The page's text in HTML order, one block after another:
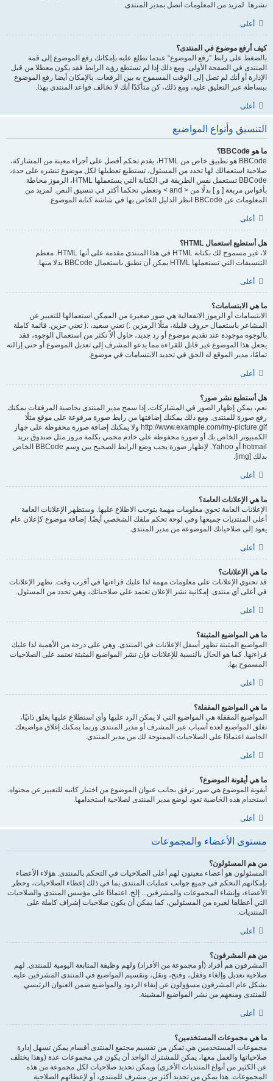
نشرها. لمزيد من المعلومات اتصل بمدير المنتدى.
أعلى
كيف أرفع موضوع في المنتدى؟
بالضغط على رابط ”رفع الموضوع“ عندما تطلع عليه بإمكانك رفع الموضوع إلى قمة
المنتدى في الصفحة الأولى. ومع ذلك إذا لم تستطع رؤية الرابط فقد يكون معطلا من قبل
الإدارة أو أنك لم تصل إلى الوقت المسموح به بين الرفعات. بالإمكان أيضا رفع الموضوع
ببساطة عبر التعليق عليه، ومع ذلك، كن متأكدًا أنك لا تخالف قواعد المنتدى بهذا.
أعلى
التنسيق وأنواع المواضيع
ما هو BBCode؟
BBCode هو تطبيق خاص من HTML، يقدم تحكم أفصل على أجزاء معينة من المشاركة،
صلاحية استعمالك لها تحدد من المسئول، تستطيع تعطيلها لكل موضوع تنشره على حدة،
BBCode تستعمل نفس الطريقة في الكتابة التي يستعملها HTML، الرموز محاطة
بأقواس مربعة [ و ] بدلًا من < and > وتعطي تحكما أكثر في تنسيق النص. لمزيد من
المعلومات عن BBCode انظر الدليل الخاص بها في شاشة كتابة الموضوع.
أعلى
هل أستطيع استعمال HTML؟
لا، غير مسموح لك بكتابة HTML في هذا المنتدى مقدمة على أنها HTML. معظم
التنسيقات التي تستعملها HTML يمكن أن تطبق باستعمال BBCode بدلا منها.
أعلى
ما هي الابتسامات؟
الابتسامات أو الرموز الانفعالية هي صور صغيرة من الممكن استعمالها للتعبير عن
المشاعر باستعمال حروف قليلة، مثلًا الرمزين :) تعني سعيد، :( تعني حزين. قائمة كاملة
بالوجوه موجودة عند تقديم موضوع أو رد جديد، حاول ألاّ تكثر من استعمال الوجوه، فقد
يجعل هذا الموضوع غير قابل للقراءة مما يدعو المشرف إلى تعديل الموضوع أو حتى إزالته
تمامًا، مدير الموقع له الحق في تحديد الابتسامات في موضوع.
أعلى
هل أستطيع نشر صور؟
نعم، يمكن إظهار الصور في المشاركات، إذا سمح مدير المنتدى بخاصية المرفقات يمكنك
رفع صورة للمنتدى. ومع ذلك يمكنك إضافتها من رابط صورة مرفوعة على موقع مثلًا
http://www.example.com/my-picture.gif ولا يمكنك إضافة صورة محفوظة على جهاز
الكمبيوتر الخاص بك أو صورة محفوظة على خادم محمي بكلمة مرور مثل صندوق بريد
hotmail أو Yahoo. لإظهار صورة يجب وضع الرابط الصحيح بين وسم BBCode الخاص
بذلك [img].
أعلى
ما هي الإعلانات العامة؟
الإعلانات العامة تحوي معلومات مهمة يتوجب الاطلاع عليها. وستظهر الإعلانات العامة
أعلى المنتديات جميعها وفي لوحة تحكم ملفك الشخصي أيضًا. إضافة موضوع كإعلان عام
يعود إلى صلاحياتك الموضوعة من مدير المنتدى.
أعلى
ما هي الإعلانات؟
قد تحتوي الإعلانات على معلومات مهمة لذا عليك قراءتها في أقرب وقت. تظهر الإعلانات
في أعلى أي منتدى. إمكانية نشر الإعلان تعتمد على صلاحياتك، وهي تحدد من المسئول.
أعلى
ما هي المواضيع المثبتة؟
المواضيع المثبتة تظهر أسفل الإعلانات في المنتدى. وهي على درجة من الأهمية لذا عليك
قراءتها. كما هو الحال بالنسبة للإعلانات فإن نشر المواضيع المثبتة تعتمد على الصلاحيات
المسموح بها.
أعلى
ما هي المواضيع المقفلة؟
المواضيع المقفلة هي المواضيع التي لا يمكن الرد عليها وأي استطلاع عليها يغلق ذاتيًا،
تغلق المواضيع لعدة أسباب عبر المشرف أو مدير المنتدى وربما يمكنك إغلاق مواضيعك
الخاصة اعتمادًا على الصلاحيات الممنوحة لك من مدير المنتدى.
أعلى
ما هي أيقونة الموضوع؟
أيقونة الموضوع هي صور ترفق بجانب عنوان الموضوع من اختيار كاتبه للتعبير عن محتواه.
استخدام هذه الخاصية تعود لوضع مدير المنتدى لصلاحية استخدامها.
أعلى
مستوى الأعضاء والمجموعات
من هم المسئولون؟
المسئولون هو أعضاء معينون لهم أعلى الصلاحيات في التحكم بالمنتدى. هؤلاء الأعضاء
بإمكانهم التحكم في جميع جوانب عمليات المنتدى بما في ذلك إعطاء الصلاحيات، وحظر
الأعضاء، وإنشاء المجموعات والمشرفين... إلخ. اعتمادًا على مؤسس المنتدى والصلاحيات
التي أعطاها لغيره من المسئولين، كما يمكن أن يكون صلاحيات إشراف كاملة على
المنتديات.
أعلى
من هم المشرفون؟
المشرفون هم أفراد (أو مجموعة من الأفراد) ولهم وظيفة المتابعة اليومية للمنتدى. لهم
صلاحية تعديل وإلغاء وقفل، وفتح، ونقل، وتقسيم المواضيع في المنتدى المشرفين عليه.
بشكل عام المشرفون مسؤولون عن إبقاء الردود والمواضيع ضمن العنوان الرئيسي
للمنتدى ومنعهم من نشر المواضيع المشينة.
أعلى
ما هي مجموعات المستخدمين؟
مجموعات المستخدمين هي تمكن من تقسيم مجتمع المنتدى أقسام يمكن تسهل إدارة
صلاحياتها والعمل معها، يمكن للمشترك الواحد أن يكون في مجموعات عدة (وهذا يختلف
عن الكثير من أنواع المنتديات الأخرى) ويمكن تحديد صلاحيات لكل مجموعة من هذه
المجموعات. هذا يمكن من تحديد أكثر من مشرف للمنتدى، أو لإعطائهم الصلاحية